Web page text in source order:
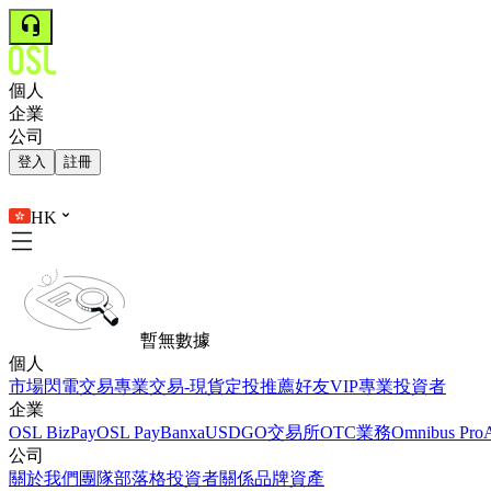
個人
企業
公司
登入 註冊
HK
暫無數據
個人
市場閃電交易專業交易-現貨定投推薦好友VIP專業投資者
企業
OSL BizPayOSL PayBanxaUSDGO交易所OTC業務Omnibus Pro
公司
關於我們 團隊部落格投資者關係品牌資產